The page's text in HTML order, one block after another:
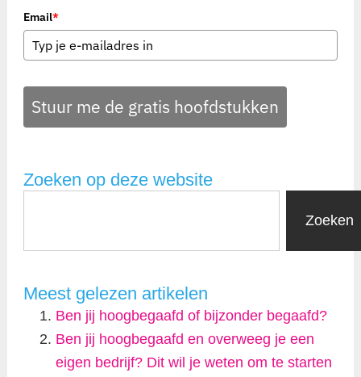
Email*
Stuur me de gratis hoofdstukken
Zoeken op deze website
Zoeken
Meest gelezen artikelen
Ben jij hoogbegaafd of bijzonder begaafd?
Ben jij hoogbegaafd en overweeg je een
eigen bedrijf? Dit wil je weten om te starten